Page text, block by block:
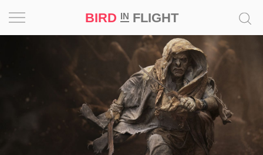
BIRD INFLIGHT